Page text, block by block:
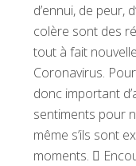
d’ennui, de peur,
colère sont des
tout à fait
Coronavirus.
donc important
sentiments pour
même s’ils sont
moments. 